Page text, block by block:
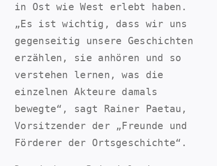
in Ost wie West erlebt haben.
„Es ist wichtig, dass wir uns
gegenseitig unsere Geschichten
erzählen, sie anhören und so
verstehen lernen, was die
einzelnen Akteure damals
bewegte“, sagt Rainer Paetau,
Vorsitzender der „Freunde und
Förderer der Ortsgeschichte“.